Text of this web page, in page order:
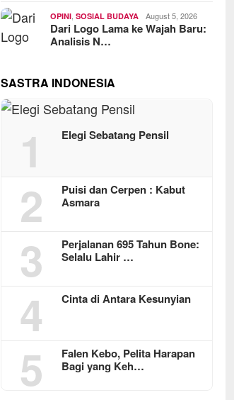
OPINI ,SOSIAL BUDAYA August 5, 2026
Dari Logo Lama ke Wajah Baru:
Analisis N…
SASTRA INDONESIA
1 Elegi Sebatang Pensil
2
Puisi dan Cerpen : Kabut
Asmara
3
Perjalanan 695 Tahun Bone:
Selalu Lahir …
4 Cinta di Antara Kesunyian
5
Falen Kebo, Pelita Harapan
Bagi yang Keh…